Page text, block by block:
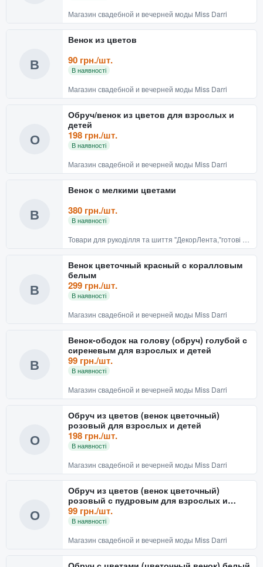
Магазин свадебной и вечерней моды Miss Darri
В
Венок из цветов
90 грн./шт.
В наявності
Магазин свадебной и вечерней моды Miss Darri
О
Обруч/венок из цветов для взрослых и
детей
198 грн./шт.
В наявності
Магазин свадебной и вечерней моды Miss Darri
В
Венок с мелкими цветами
380 грн./шт.
В наявності
В
Венок цветочный красный с коралловым
белым
299 грн./шт.
В наявності
Магазин свадебной и вечерней моды Miss Darri
В
Венок-ободок на голову (обруч) голубой с
сиреневым для взрослых и детей
99 грн./шт.
В наявності
Магазин свадебной и вечерней моды Miss Darri
О
Обруч из цветов (венок цветочный)
розовый для взрослых и детей
198 грн./шт.
В наявності
Магазин свадебной и вечерней моды Miss Darri
О
Обруч из цветов (венок цветочный)
розовый с пудровым для взрослых и
детей
99 грн./шт.
В наявності
Магазин свадебной и вечерней моды Miss Darri